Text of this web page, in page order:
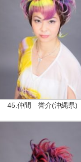
45.仲間 誉介(沖縄県)